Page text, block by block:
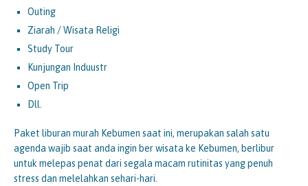
Outing
Ziarah / Wisata Religi
Study Tour
Kunjungan Induustr
Open Trip
Dll.
Paket liburan murah Kebumen saat ini, merupakan salah satu
agenda wajib saat anda ingin ber wisata ke Kebumen, berlibur
untuk melepas penat dari segala macam rutinitas yang penuh
stress dan melelahkan sehari-hari.